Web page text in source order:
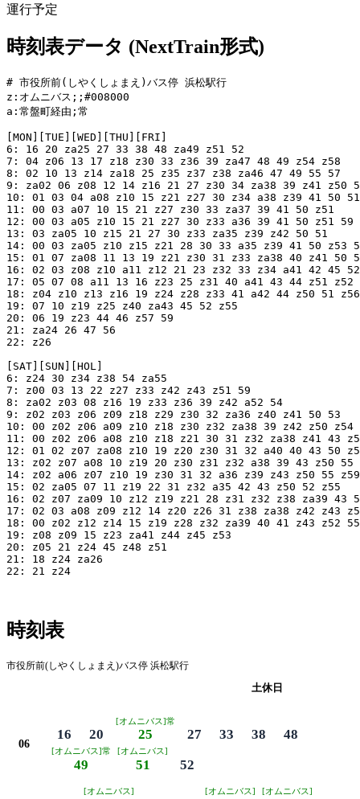
運行予定
時刻表データ (NextTrain形式)
# 市役所前(しやくしょまえ)バス停 浜松駅行
z:オムニバス;;#008000
a:常盤町経由;常
[MON][TUE][WED][THU][FRI]
6: 16 20 za25 27 33 38 48 za49 z51 52
7: 04 z06 13 17 z18 z30 33 z36 39 za47 48 49 z54 z58
8: 02 10 13 z14 za18 25 z35 z37 z38 za46 47 49 55 57
9: za02 06 z08 12 14 z16 21 27 z30 34 za38 39 z41 z50
10: 01 03 04 a08 z10 15 z21 z27 30 z34 a38 z39 41 50 51
11: 00 03 a07 10 15 21 z27 z30 33 za37 39 41 50 z51
12: 00 03 a05 z10 15 21 z27 30 z33 a36 39 41 50 z51 59
13: 03 za05 10 z15 21 27 30 z33 za35 z39 z42 50 51
14: 00 03 za05 z10 z15 z21 28 30 33 a35 z39 41 50 z53
15: 01 07 za08 11 13 19 z21 z30 31 z33 za38 40 z41 50
16: 02 03 z08 z10 a11 z12 21 23 z32 33 z34 a41 42 45
17: 05 07 08 a11 13 16 z23 25 z31 40 a41 43 44 z51 z52
18: z04 z10 z13 z16 19 z24 z28 z33 41 a42 44 z50 51 z56
19: 07 10 z19 z25 z40 za43 45 52 z55
20: 06 19 z23 44 46 z57 59
21: za24 26 47 56
22: z26
[SAT][SUN][HOL]
6: z24 30 z34 z38 54 za55
7: z00 03 13 22 z27 z33 z42 z43 z51 59
8: za02 z03 08 z16 19 z33 z36 39 z42 a52 54
9: z02 z03 z06 z09 z18 z29 z30 32 za36 z40 z41 50 53
10: 00 z02 z06 a09 z10 z18 z30 z32 za38 39 z42 z50 z54
11: 00 z02 z06 a08 z10 z18 z21 30 31 z32 za38 z41 43
12: 01 02 z07 za08 z10 19 z20 z30 31 32 a40 40 43 50
13: z02 z07 a08 10 z19 20 z30 z31 z32 a38 39 43 z50 55
14: z02 a06 z07 z10 19 z30 31 32 a36 z39 z43 z50 55 z59
15: 02 za05 07 11 z19 22 31 z32 a35 42 43 z50 52 z55
16: 02 z07 za09 10 z12 z19 z21 28 z31 z32 z38 za39 43
17: 02 03 a08 z09 z12 14 z20 z26 31 z38 za38 z42 z43
18: 00 z02 z12 z14 15 z19 z28 z32 za39 40 41 z43 z52 55
19: z08 z09 15 z23 za41 z44 z45 z53
20: z05 21 z24 45 z48 z51
21: 18 z24 za26
22: 21 z24
時刻表
市役所前(しやくしょまえ)バス停 浜松駅行
土休日
06
16 20
[オムニバス]常
25 27 33 38 48
[オムニバス]常
49
[オムニバス]
51 52
[オムニバス] [オムニバス] [オムニバス]